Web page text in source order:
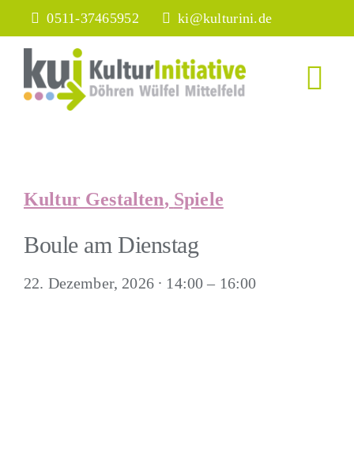
0511-37465952 ki@kulturini.de
Kultur Gestalten, Spiele
Boule am Dienstag
22. Dezember, 2026 ∙ 14:00 – 16:00